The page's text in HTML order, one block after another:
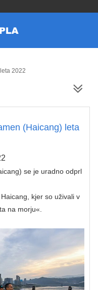
2022
(Haicang) leta
se je uradno odprl
kjer so uživali v
na morju«.